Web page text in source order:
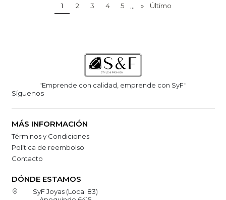
1 2 3 4 5 ... » Último
"Emprende con calidad, emprende con SyF"
Síguenos
MÁS INFORMACIÓN
Términos y Condiciones
Política de reembolso
Contacto
DÓNDE ESTAMOS
SyF Joyas (Local 83)